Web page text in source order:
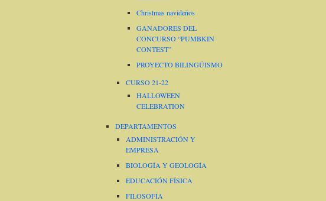
Christmas navideños
GANADORES DEL
CONCURSO “PUMBKIN
CONTEST”
PROYECTO BILINGÜISMO
CURSO 21-22
HALLOWEEN
CELEBRATION
DEPARTAMENTOS
ADMINISTRACIÓN Y
EMPRESA
BIOLOGÍA Y GEOLOGÍA
EDUCACIÓN FÍSICA
FILOSOFÍA